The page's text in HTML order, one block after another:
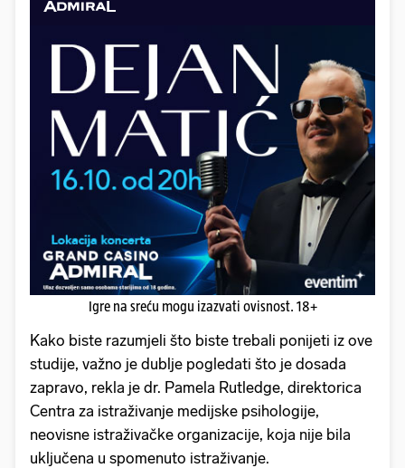
Igre na sreću mogu izazvati ovisnost. 18+
Kako biste razumjeli što biste trebali ponijeti iz ove
studije, važno je dublje pogledati što je dosada
zapravo, rekla je dr. Pamela Rutledge, direktorica
Centra za istraživanje medijske psihologije,
neovisne istraživačke organizacije, koja nije bila
uključena u spomenuto istraživanje.